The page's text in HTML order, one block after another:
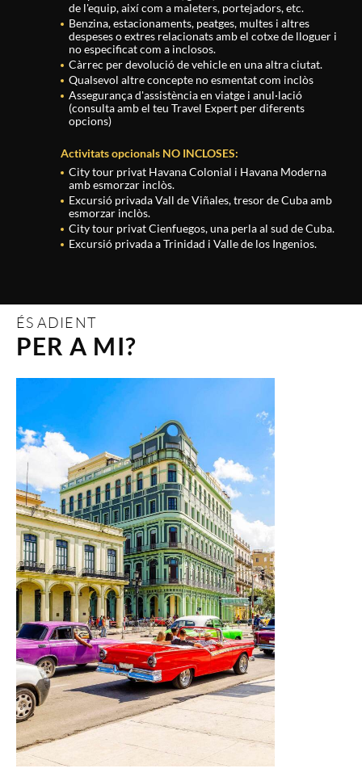
de l'equip, així com a maleters, portejadors, etc.
Benzina, estacionaments, peatges, multes i altres
despeses o extres relacionats amb el cotxe de lloguer i
no especificat com a inclosos.
Càrrec per devolució de vehicle en una altra ciutat.
Qualsevol altre concepte no esmentat com inclòs
Assegurança d'assistència en viatge i anul·lació
(consulta amb el teu Travel Expert per diferents
opcions)
Activitats opcionals NO INCLOSES:
City tour privat Havana Colonial i Havana Moderna
amb esmorzar inclòs.
Excursió privada Vall de Viñales, tresor de Cuba amb
esmorzar inclòs.
City tour privat Cienfuegos, una perla al sud de Cuba.
Excursió privada a Trinidad i Valle de los Ingenios.
ÉS ADIENT
PER A MI?